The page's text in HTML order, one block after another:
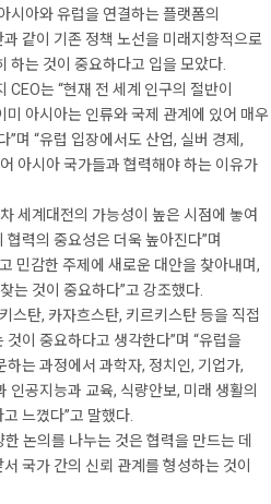
시아와 유럽을 연결하는 플랫폼의
같이 기존 정책 노선을 미래지향적으로
하는 것이 중요하다고 입을 모았다.
는 “현재 전 세계 인구의 절반이
아시아는 인류와 국제 관계에 있어 매우
며 “유럽 입장에서도 산업, 실버 경제,
아시아 국가들과 협력해야 하는 이유가
세계대전의 가능성이 높은 시점에 놓여
력의 중요성은 더욱 높아진다”며
민감한 주제에 새로운 대안을 찾아내며,
는 것이 중요하다”고 강조했다.
스탄, 카자흐스탄, 키르키스탄 등을 직접
이 중요하다고 생각한다”며 “유럽을
는 과정에서 과학자, 정치인, 기업가,
인공지능과 교육, 식량안보, 미래 생활의
느꼈다”고 말했다.
논의를 나누는 것은 협력을 만드는 데
국가 간의 신뢰 관계를 형성하는 것이